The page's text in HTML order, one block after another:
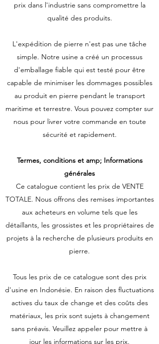
prix dans l'industrie sans compromettre la
qualité des produits.
L'expédition de pierre n'est pas une tâche
simple. Notre usine a créé un processus
d'emballage fiable qui est testé pour être
capable de minimiser les dommages possibles
au produit en pierre pendant le transport
maritime et terrestre. Vous pouvez compter sur
nous pour livrer votre commande en toute
sécurité et rapidement.
Termes, conditions et amp; Informations
générales
Ce catalogue contient les prix de VENTE
TOTALE. Nous offrons des remises importantes
aux acheteurs en volume tels que les
détaillants, les grossistes et les propriétaires de
projets à la recherche de plusieurs produits en
pierre.
Tous les prix de ce catalogue sont des prix
d'usine en Indonésie. En raison des fluctuations
actives du taux de change et des coûts des
matériaux, les prix sont sujets à changement
sans préavis. Veuillez appeler pour mettre à
jour les informations sur les prix.